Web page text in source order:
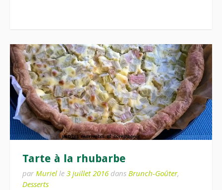
Tarte à la rhubarbe
par Muriel le 3 juillet 2016 dans Brunch-Goûter,
Desserts